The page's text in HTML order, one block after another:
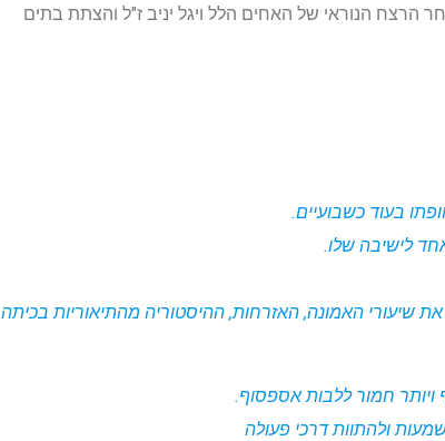
הרצח הנוראי של האחים הלל ויגל יניב ז"ל והצתת בתים
בעוד כשבועיים.
לישיבה שלו.
שיעורי האמונה, האזרחות, ההיסטוריה מהתיאוריות בכיתה
חמור ללבות אספסוף.
ולהתוות דרכי פעולה